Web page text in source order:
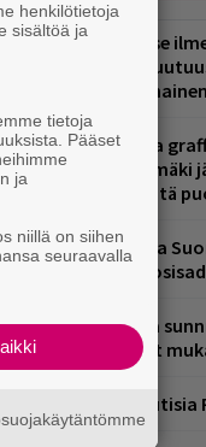
Huomenna se
A.W. Yrjänän
Laittomasta
Paavo Arhinmäki
kädessä – näitä
Weezer palaa
Tampereella
nämä artistit
Mainioita uutisia
henkilötietoja
sisältöä ja
tietoja
Pääset
ja
niillä on siihen
seuraavalla